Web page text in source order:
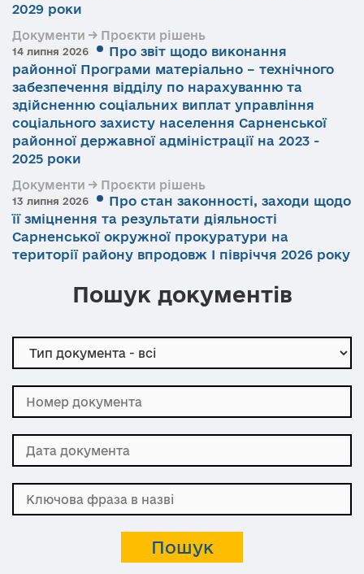
2029 роки
Документи → Проєкти рішень
14 липня 2026
Про звіт щодо виконання
районної Програми матеріально – технічного
забезпечення відділу по нарахуванню та
здійсненню соціальних виплат управління
соціального захисту населення Сарненської
районної державної адміністрації на 2023 -
2025 роки
Документи → Проєкти рішень
13 липня 2026
Про стан законності, заходи щодо
її зміцнення та результати діяльності
Сарненської окружної прокуратури на
території району впродовж І півріччя 2026 року
Пошук документів